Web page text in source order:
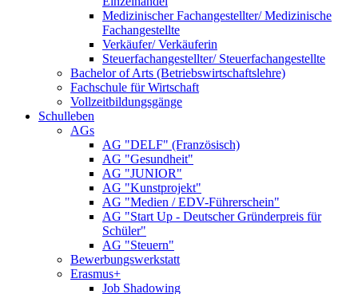
Medizinischer Fachangestellter/ Medizinische
Fachangestellte
Verkäufer/ Verkäuferin
Steuerfachangestellter/ Steuerfachangestellte
Bachelor of Arts (Betriebswirtschaftslehre)
Fachschule für Wirtschaft
Vollzeitbildungsgänge
Schulleben
AGs
AG "DELF" (Französisch)
AG "Gesundheit"
AG "JUNIOR"
AG "Kunstprojekt"
AG "Medien / EDV-Führerschein"
AG "Start Up - Deutscher Gründerpreis für
Schüler"
AG "Steuern"
Bewerbungswerkstatt
Erasmus+
Job Shadowing